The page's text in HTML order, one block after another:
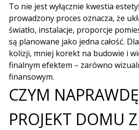
To nie jest wyłącznie kwestia
prowadzony proces oznacza, że
światło, instalacje, proporcje
są planowane jako jedna całość.
kolizji, mniej korekt na budowie i
finalnym efektem – zarówno
finansowym.
CZYM
PROJEKT DOMU Z